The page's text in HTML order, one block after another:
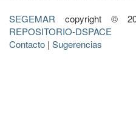
SEGEMAR copyright ©
REPOSITORIO-DSPACE
Contacto | Sugerencias